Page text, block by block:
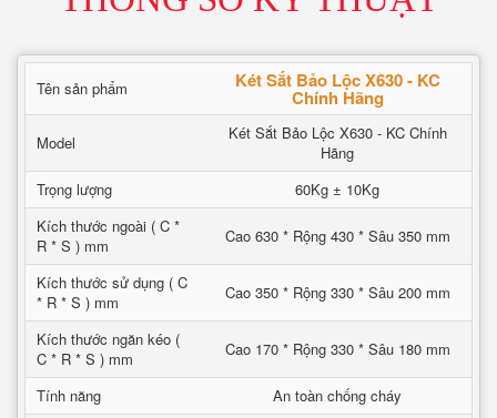
Tên sản phẩm Két Sắt Bảo Lộc X630 - KC
Chính Hãng
Model
Két Sắt Bảo Lộc X630 - KC Chính
Hãng
Trọng lượng
60Kg ± 10Kg
Kích thước ngoài ( C *
R * S ) mm
Cao 630 * Rộng 430 * Sâu 350 mm
Kích thước sử dụng ( C
* R * S ) mm
Cao 350 * Rộng 330 * Sâu 200 mm
Kích thước ngăn kéo (
C * R * S ) mm
Cao 170 * Rộng 330 * Sâu 180 mm
Tính năng
An toàn chống cháy